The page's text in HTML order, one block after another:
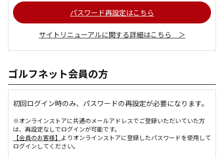
パスワード再設定はこちら
サイトリニューアルに関する詳細はこちら ＞
ゴルフネット会員の方
初回ログイン時のみ、パスワードの再設定が必要になります。
※オンラインストアに共通のメールアドレスでご登録いただいていた方
は、再設定なしでログインが可能です。
【会員のお客様】 よりオンラインストアに登録したパスワードを使用して
ログインしてください。